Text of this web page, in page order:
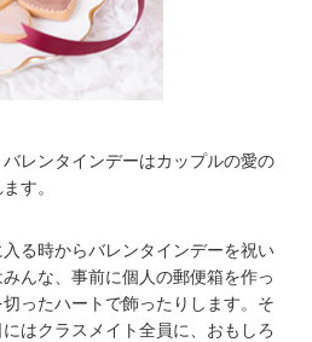
レンタインデーはカップルの愛の
す。
る時からバレンタインデーを祝い
んな、事前に個人の郵便箱を作っ
ったハートで飾ったりします。そ
はクラスメイト全員に、おもしろ